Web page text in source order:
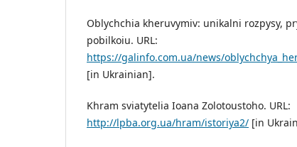
Oblychchia kheruvymiv: unikalni rozpysy,
pobilkoiu. URL:
https://galinfo.com.ua/news/
[in Ukrainian].
Khram sviatytelia Ioana Zolotoustoho. URL:
http://lpba.org.ua/hram/istoriya2/ [in